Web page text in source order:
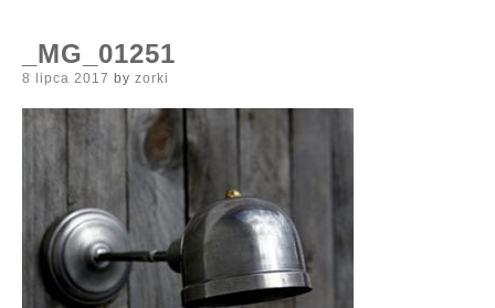
_MG_01251
Posted
8 lipca 2017 by zorki